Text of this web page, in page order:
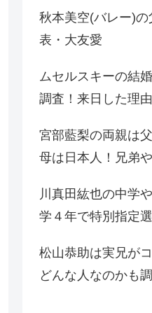
秋本美空(バレー)
表・大友愛
ムセルスキーの結
調査！来日した理
宮部藍梨の両親は
母は日本人！兄弟
川真田紘也の中学
学４年で特別指定
松山恭助は実兄が
どんな人なのかも調